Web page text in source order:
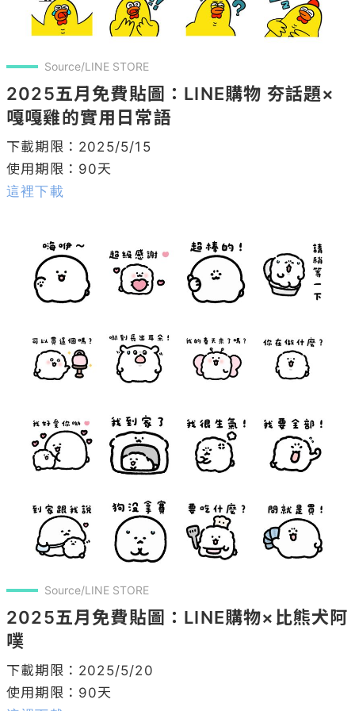
Source/LINE STORE
2025五月免費貼圖：LINE購物 夯話題×
嘎嘎雞的實用日常語
下載期限：2025/5/15
這裡下載
Source/LINE STORE
2025五月免費貼圖：LINE購物×比熊犬阿
噗
下載期限：2025/5/20